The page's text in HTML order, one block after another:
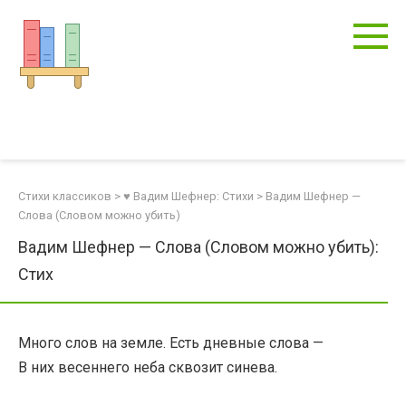
контенту
Стихи классиков > ♥ Вадим Шефнер: Стихи > Вадим Шефнер —
Слова (Словом можно убить)
Вадим Шефнер — Слова (Словом можно убить):
Стих
Много слов на земле. Есть дневные слова —
В них весеннего неба сквозит синева.